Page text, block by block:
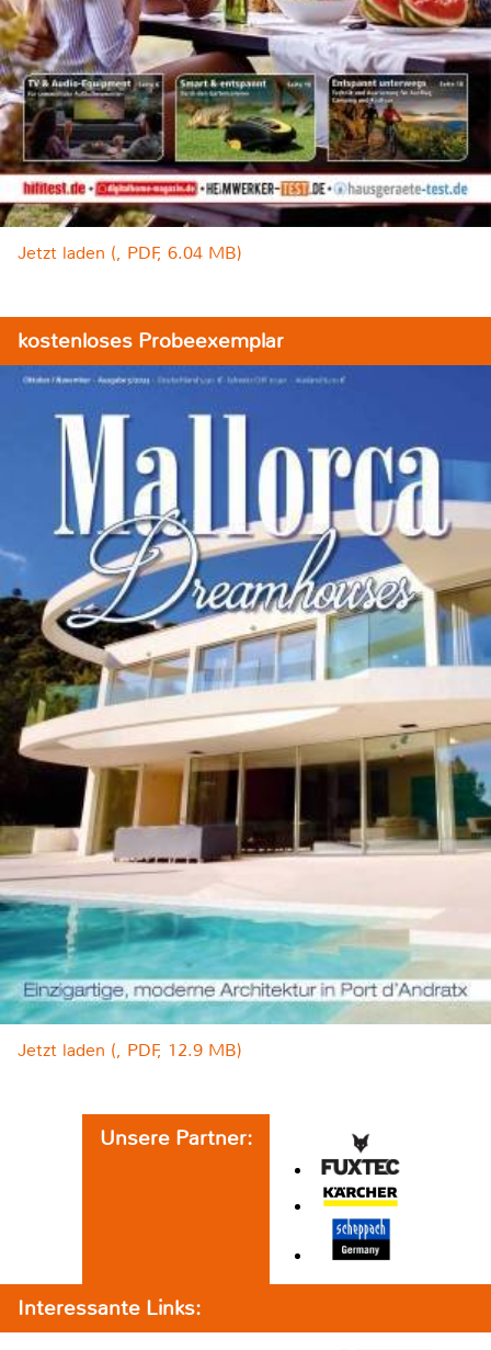
Jetzt laden (, PDF, 6.04 MB)
kostenloses Probeexemplar
Jetzt laden (, PDF, 12.9 MB)
Unsere Partner:
Interessante Links: